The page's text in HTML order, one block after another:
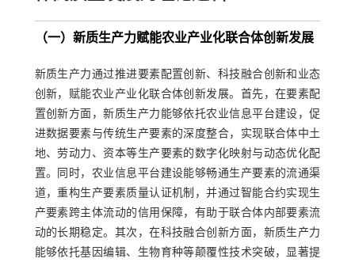
（一）新质生产力赋能农业产业化联合体创新发展
新质生产力通过推进要素配置创新、科技融合创新和业态
创新，赋能农业产业化联合体创新发展。首先，在要素配
置创新方面，新质生产力能够依托农业信息平台建设，促
进数据要素与传统生产要素的深度整合，实现联合体中土
地、劳动力、资本等生产要素的数字化映射与动态优化配
置。同时，农业信息平台建设能够畅通生产要素的流通渠
道，重构生产要素质量认证机制，并通过智能合约实现生
产要素跨主体流动的信用保障，有助于联合体内部要素流
动的长期稳定。其次，在科技融合创新方面，新质生产力
能够依托基因编辑、生物育种等颠覆性技术突破，显著提